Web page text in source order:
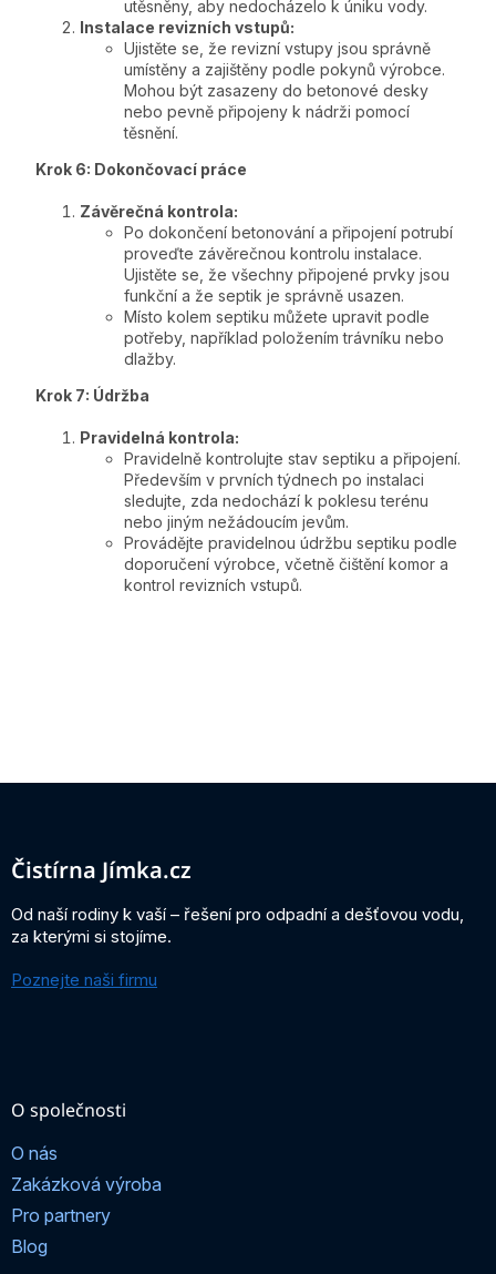
utěsněny, aby nedocházelo k úniku vody.
Instalace revizních vstupů:
Ujistěte se, že revizní vstupy jsou správně
umístěny a zajištěny podle pokynů výrobce.
Mohou být zasazeny do betonové desky
nebo pevně připojeny k nádrži pomocí
těsnění.
Krok 6: Dokončovací práce
Závěrečná kontrola:
Po dokončení betonování a připojení potrubí
proveďte závěrečnou kontrolu instalace.
Ujistěte se, že všechny připojené prvky jsou
funkční a že septik je správně usazen.
Místo kolem septiku můžete upravit podle
potřeby, například položením trávníku nebo
dlažby.
Krok 7: Údržba
Pravidelná kontrola:
Pravidelně kontrolujte stav septiku a připojení.
Především v prvních týdnech po instalaci
sledujte, zda nedochází k poklesu terénu
nebo jiným nežádoucím jevům.
Provádějte pravidelnou údržbu septiku podle
doporučení výrobce, včetně čištění komor a
kontrol revizních vstupů.
Z
Čistírna Jímka.cz
Od naší rodiny k vaší – řešení pro odpadní a dešťovou vodu,
za kterými si stojíme.
Poznejte naši firmu
O společnosti
O nás
Zakázková výroba
Pro partnery
Blog